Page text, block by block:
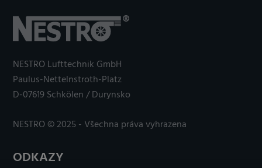
NESTRO Lufttechnik GmbH
Paulus-Nettelnstroth-Platz
D-07619 Schkölen / Durynsko
NESTRO © 2025 - Všechna práva vyhrazena
ODKAZY